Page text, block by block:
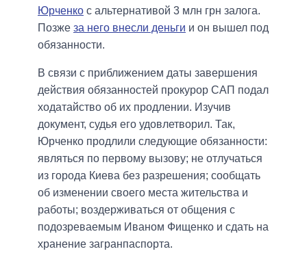
Юрченко с альтернативой 3 млн грн залога.
Позже за него внесли деньги и он вышел под
обязанности.
В связи с приближением даты завершения
действия обязанностей прокурор САП подал
ходатайство об их продлении. Изучив
документ, судья его удовлетворил. Так,
Юрченко продлили следующие обязанности:
являться по первому вызову; не отлучаться
из города Киева без разрешения; сообщать
об изменении своего места жительства и
работы; воздерживаться от общения с
подозреваемым Иваном Фищенко и сдать на
хранение загранпаспорта.